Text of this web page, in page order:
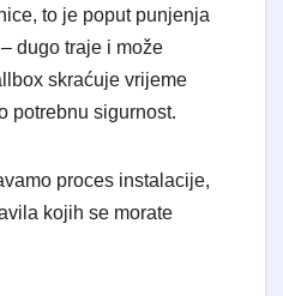
to je poput punjenja
dugo traje i može
skraćuje vrijeme
potrebnu sigurnost.
proces instalacije,
kojih se morate